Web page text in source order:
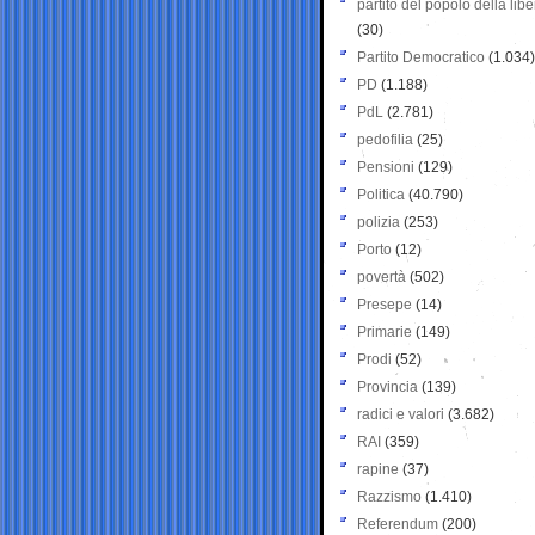
partito del popolo della
(30)
Partito Democratico (1.034)
PD (1.188)
PdL (2.781)
pedofilia (25)
Pensioni (129)
Politica (40.790)
polizia (253)
Porto (12)
povertà (502)
Presepe (14)
Primarie (149)
Prodi (52)
Provincia (139)
radici e valori (3.682)
RAI (359)
rapine (37)
Razzismo (1.410)
Referendum (200)